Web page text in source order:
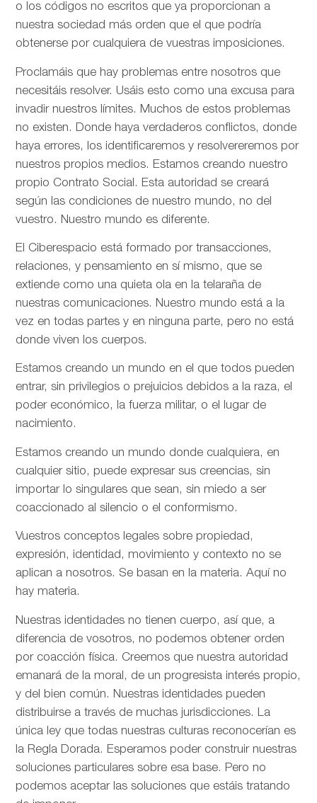
o los códigos no escritos que ya proporcionan a
nuestra sociedad más orden que el que podría
obtenerse por cualquiera de vuestras imposiciones.
Proclamáis que hay problemas entre nosotros que
necesitáis resolver. Usáis esto como una excusa para
invadir nuestros límites. Muchos de estos problemas
no existen. Donde haya verdaderos conflictos, donde
haya errores, los identificaremos y resolvereremos por
nuestros propios medios. Estamos creando nuestro
propio Contrato Social. Esta autoridad se creará
según las condiciones de nuestro mundo, no del
vuestro. Nuestro mundo es diferente.
El Ciberespacio está formado por transacciones,
relaciones, y pensamiento en sí mismo, que se
extiende como una quieta ola en la telaraña de
nuestras comunicaciones. Nuestro mundo está a la
vez en todas partes y en ninguna parte, pero no está
donde viven los cuerpos.
Estamos creando un mundo en el que todos pueden
entrar, sin privilegios o prejuicios debidos a la raza, el
poder económico, la fuerza militar, o el lugar de
nacimiento.
Estamos creando un mundo donde cualquiera, en
cualquier sitio, puede expresar sus creencias, sin
importar lo singulares que sean, sin miedo a ser
coaccionado al silencio o el conformismo.
Vuestros conceptos legales sobre propiedad,
expresión, identidad, movimiento y contexto no se
aplican a nosotros. Se basan en la materia. Aquí no
hay materia.
Nuestras identidades no tienen cuerpo, así que, a
diferencia de vosotros, no podemos obtener orden
por coacción física. Creemos que nuestra autoridad
emanará de la moral, de un progresista interés propio,
y del bien común. Nuestras identidades pueden
distribuirse a través de muchas jurisdicciones. La
única ley que todas nuestras culturas reconocerían es
la Regla Dorada. Esperamos poder construir nuestras
soluciones particulares sobre esa base. Pero no
podemos aceptar las soluciones que estáis tratando